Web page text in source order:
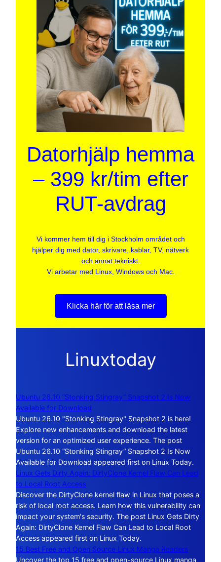
Datorhjälp hemma
– 399 kr/tim efter
RUT-avdrag
Vi kommer hem till dig i Stockholm området och
hjälper dig med dator, skrivare, kablar, TV, nätverk
och annat tekniskt.
Vi arbetar med Linux, Windows och Mac.
Klicka här för att läsa mer
Linuxtoday
Ubuntu 26.10 “Stonking Stingray” Snapshot 2 Is Now
Available for Download
Ubuntu 26.10 "Stonking Stingray" Snapshot 2 is here!
Explore new enhancements and download the latest
version for an optimized user experience. The post
Ubuntu 26.10 “Stonking Stingray” Snapshot 2 Is Now
Available for Download appeared first on Linux Today.
Linux Gets Dirty Again: DirtyClone Kernel Flaw Can Lead
to Local Root Access
Discover the DirtyClone kernel flaw in Linux that poses a
risk of local root access. Learn how this vulnerability can
impact your system's security. The post Linux Gets Dirty
Again: DirtyClone Kernel Flaw Can Lead to Local Root
Access appeared first on Linux Today.
15 Best Free and Open Source Linux Manga Readers
Uncover the top 15 free and open-source Linux manga